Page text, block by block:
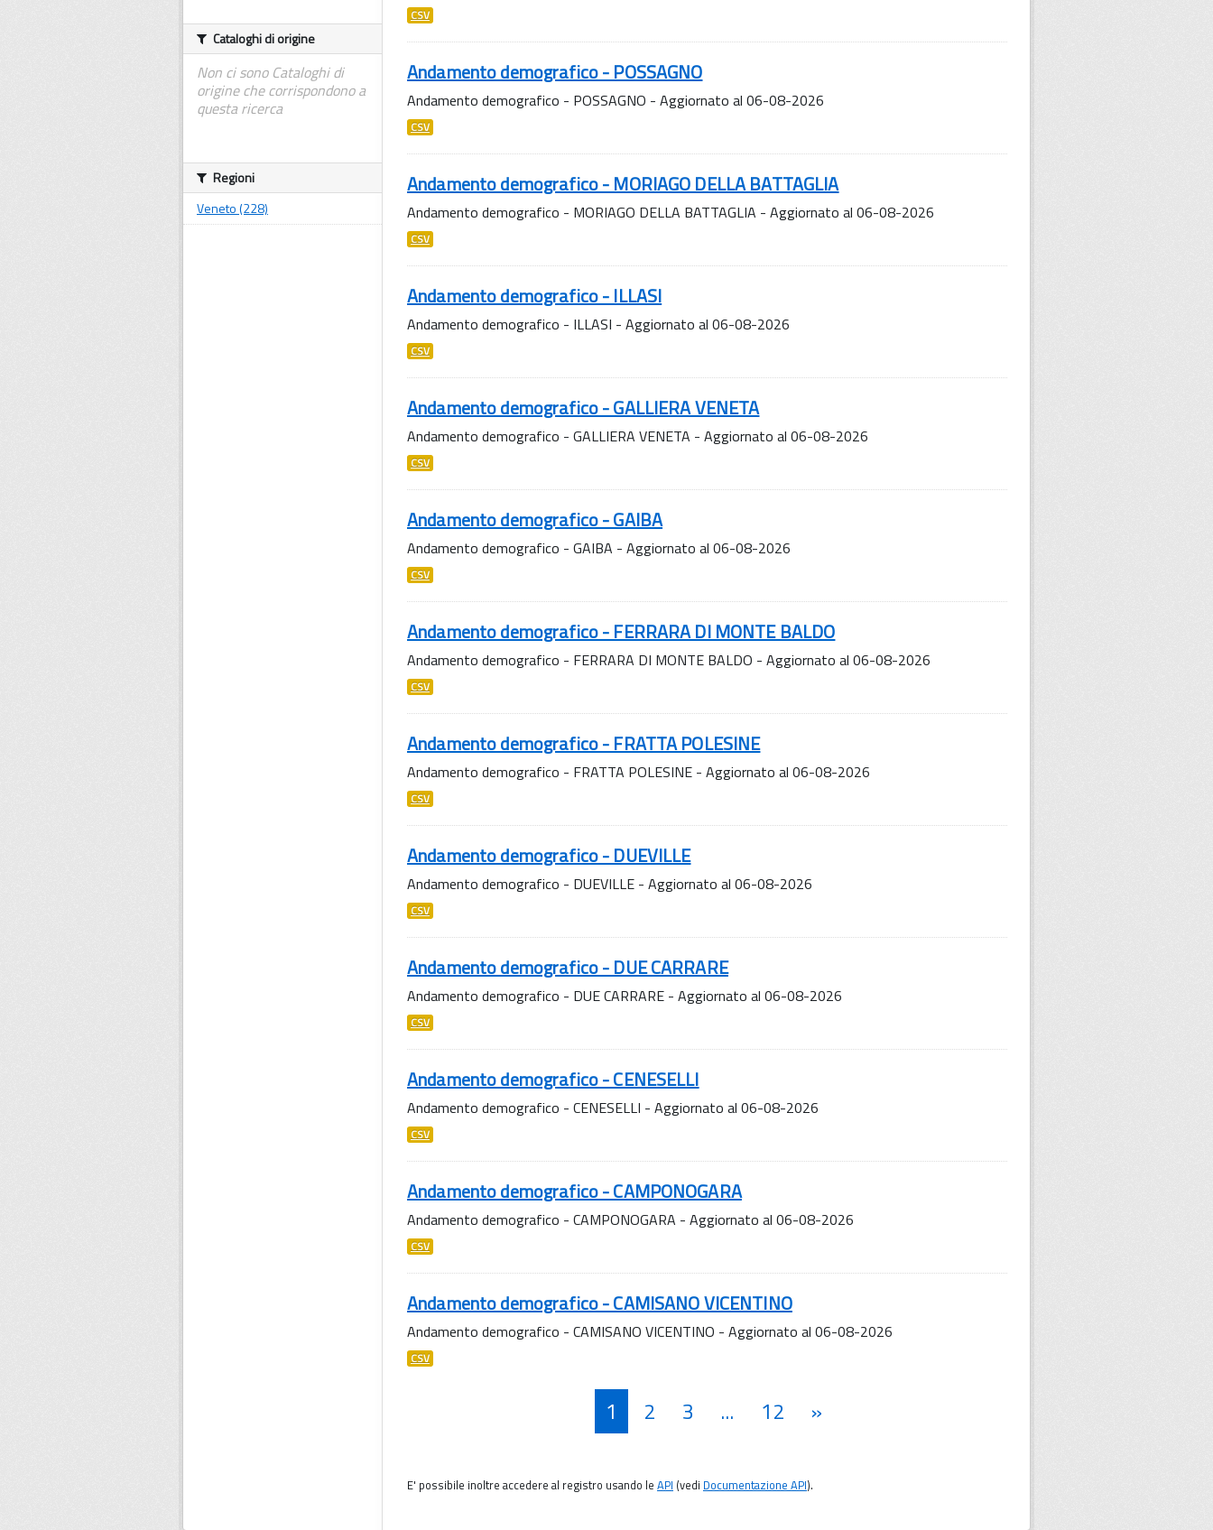
CSV
Andamento demografico - POSSAGNO
Andamento demografico - POSSAGNO - Aggiornato al 06-08-2026
CSV
Andamento demografico - MORIAGO DELLA BATTAGLIA
Andamento demografico - MORIAGO DELLA BATTAGLIA - Aggiornato al 06-08-2026
CSV
Andamento demografico - ILLASI
Andamento demografico - ILLASI - Aggiornato al 06-08-2026
CSV
Andamento demografico - GALLIERA VENETA
Andamento demografico - GALLIERA VENETA - Aggiornato al 06-08-2026
CSV
Andamento demografico - GAIBA
Andamento demografico - GAIBA - Aggiornato al 06-08-2026
CSV
Andamento demografico - FERRARA DI MONTE BALDO
Andamento demografico - FERRARA DI MONTE BALDO - Aggiornato al 06-08-2026
CSV
Andamento demografico - FRATTA POLESINE
Andamento demografico - FRATTA POLESINE - Aggiornato al 06-08-2026
CSV
Andamento demografico - DUEVILLE
Andamento demografico - DUEVILLE - Aggiornato al 06-08-2026
CSV
Andamento demografico - DUE CARRARE
Andamento demografico - DUE CARRARE - Aggiornato al 06-08-2026
CSV
Andamento demografico - CENESELLI
Andamento demografico - CENESELLI - Aggiornato al 06-08-2026
CSV
Andamento demografico - CAMPONOGARA
Andamento demografico - CAMPONOGARA - Aggiornato al 06-08-2026
CSV
Andamento demografico - CAMISANO VICENTINO
Andamento demografico - CAMISANO VICENTINO - Aggiornato al 06-08-2026
CSV
1 2 3 ... 12 »
E' possibile inoltre accedere al registro usando le API (vedi Documentazione API).
Cataloghi di origine
Non ci sono Cataloghi di
origine che corrispondono a
questa ricerca
Regioni
Veneto (228)